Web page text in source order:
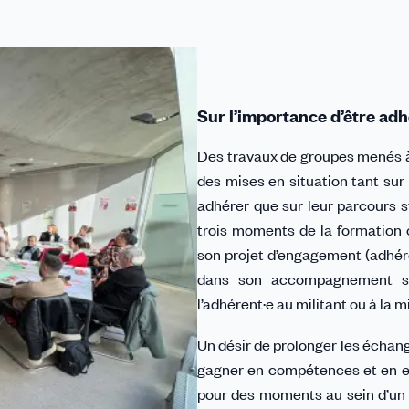
Sur l’importance d’être
Des travaux de groupes
des mises en situation tant
adhérer que sur leur parcours
trois moments de la formation
son projet d’engagement
dans son accompagnement
l’adhérent·e au militant ou à la
Un désir de prolonger les
gagner en compétences et en
pour des moments au sein